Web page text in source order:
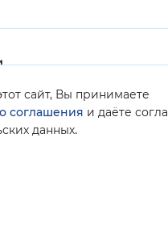
сайт, Вы принимаете
соглашения и даёте
данных.
России, 2008-2026